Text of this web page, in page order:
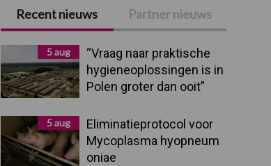
Primaire
Sidebar
Recent nieuws Partner nieuws
5 aug
“Vraag naar praktische
hygieneoplossingen is in
Polen groter dan ooit”
5 aug
Eliminatieprotocol voor
Mycoplasma hyopneum
oniae